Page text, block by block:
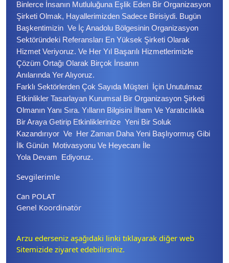
Binlerce İnsanın Mutluluğuna Eşlik Eden Bir Organizasyon
Şirketi Olmak, Hayallerimizden Sadece Birisiydi. Bugün
Başkentimizin Ve İç Anadolu Bölgesinin Organizasyon
Sektöründeki Referansları En Yüksek Şirketi Olarak
Hizmet Veriyoruz. Ve Her Yıl Başarılı Hizmetlerimizle
Çözüm Ortağı Olarak Birçok İnsanın
Anılarında Yer Alıyoruz.
Farklı Sektörlerden Çok Sayıda Müşteri İçin Unutulmaz
Etkinlikler Tasarlayan Kurumsal Bir Organizasyon Şirketi
Olmanın Yanı Sıra. Yılların Bilgisini İlham Ve Yaratıcılıkla
Bir Araya Getirip Etkinliklerinize Yeni Bir Soluk
Kazandırıyor Ve Her Zaman Daha Yeni Başlıyormuş Gibi
İlk Günün Motivasyonu Ve Heyecanı İle
Yola Devam Ediyoruz.
Sevgilerimle
Can POLAT
Genel Koordinatör
Arzu ederseniz aşağıdaki linki tıklayarak diğer web
Sitemizide ziyaret edebilirsiniz.